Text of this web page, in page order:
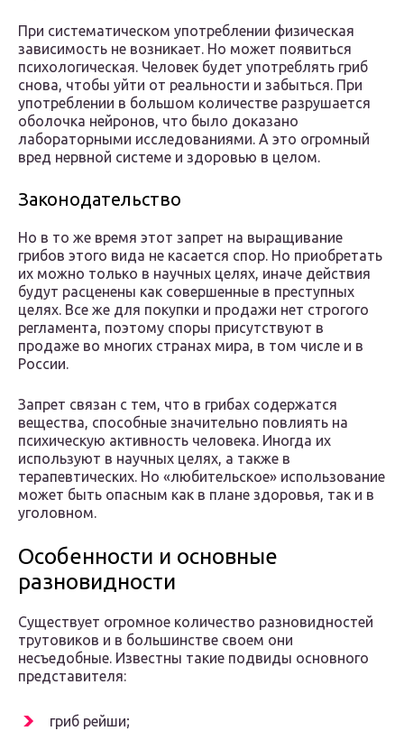
При систематическом употреблении физическая
зависимость не возникает. Но может появиться
психологическая. Человек будет употреблять гриб
снова, чтобы уйти от реальности и забыться. При
употреблении в большом количестве разрушается
оболочка нейронов, что было доказано
лабораторными исследованиями. А это огромный
вред нервной системе и здоровью в целом.
Законодательство
Но в то же время этот запрет на выращивание
грибов этого вида не касается спор. Но приобретать
их можно только в научных целях, иначе действия
будут расценены как совершенные в преступных
целях. Все же для покупки и продажи нет строгого
регламента, поэтому споры присутствуют в
продаже во многих странах мира, в том числе и в
России.
Запрет связан с тем, что в грибах содержатся
вещества, способные значительно повлиять на
психическую активность человека. Иногда их
используют в научных целях, а также в
терапевтических. Но «любительское» использование
может быть опасным как в плане здоровья, так и в
уголовном.
Особенности и основные
разновидности
Существует огромное количество разновидностей
трутовиков и в большинстве своем они
несъедобные. Известны такие подвиды основного
представителя:
гриб рейши;